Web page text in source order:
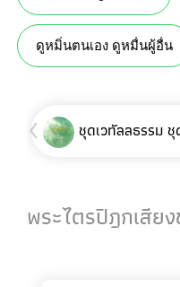
ดูหมิ่นตนเอง ดูหมื่นผู้อื่น
ชุดเวทัลลธรรม
‹
พระไตรปิฎกเสีย